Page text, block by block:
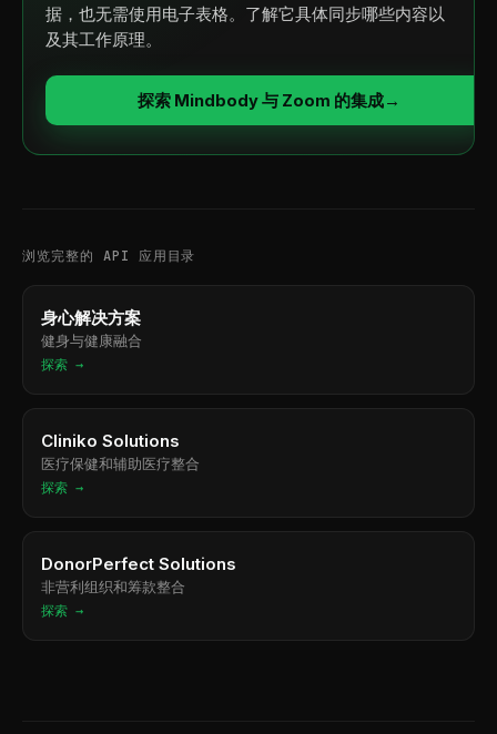
据，也无需使用电子表格。了解它具体同步哪些内容以
及其工作原理。
探索 Mindbody 与 Zoom 的集成→
浏览完整的 API 应用目录
身心解决方案
健身与健康融合
探索 →
Cliniko Solutions
医疗保健和辅助医疗整合
探索 →
DonorPerfect Solutions
非营利组织和筹款整合
探索 →